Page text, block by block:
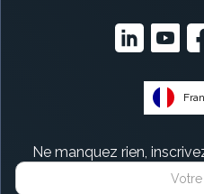
Ne manquez rien,